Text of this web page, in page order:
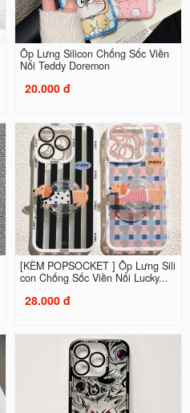
Ốp Lưng Silicon Chống Sốc Viền
Nổi Teddy Doremon
20.000 đ
[KÈM POPSOCKET ] Ốp Lưng Sili
con Chống Sốc Viền Nổi Lucky...
28.000 đ